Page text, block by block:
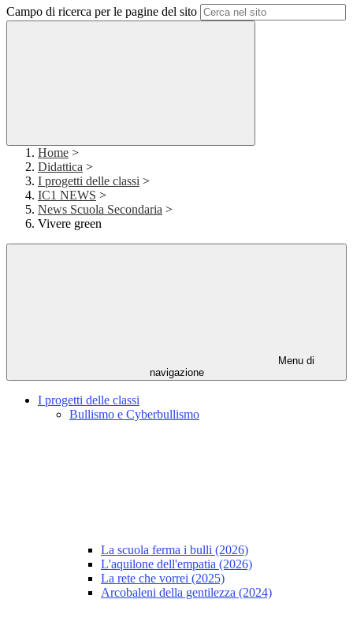
Campo di ricerca per le pagine del sito
Home >
Didattica >
I progetti delle classi >
IC1 NEWS >
News Scuola Secondaria >
Vivere green
Menu di
navigazione
I progetti delle classi
Bullismo e Cyberbullismo
La scuola ferma i bulli (2026)
L'aquilone dell'empatia (2026)
La rete che vorrei (2025)
Arcobaleni della gentilezza (2024)